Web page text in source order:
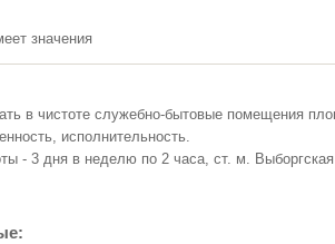
значения
в чистоте служебно-бытовые помещения
исполнительность.
- 3 дня в неделю по 2 часа, ст. м.